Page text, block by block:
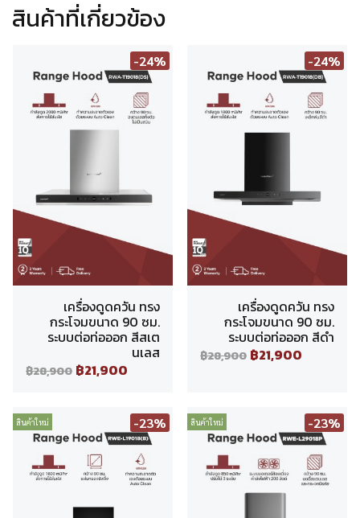
สินค้าที่เกี่ยวข้อง
-24%
เครื่องดูดควัน ทรง
กระโจมขนาด 90 ซม.
ระบบต่อท่อออก สีสเต
นเลส
฿28,900 ฿21,900
-24%
เครื่องดูดควัน ทรง
กระโจมขนาด 90 ซม.
ระบบต่อท่อออก สีดำ
฿28,900 ฿21,900
สินค้าใหม่ -23% สินค้าใหม่ -23%